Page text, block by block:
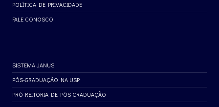
POLÍTICA DE PRIVACIDADE
FALE CONOSCO
SISTEMA JANUS
PÓS-GRADUAÇÃO NA USP
PRÓ-REITORIA DE PÓS-GRADUAÇÃO